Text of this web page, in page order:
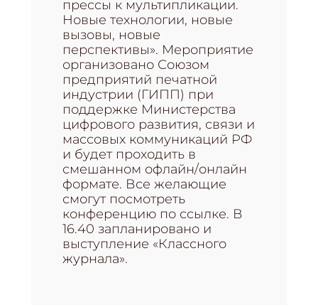
прессы к мультипликации.
Новые технологии, новые
вызовы, новые
перспективы». Мероприятие
организовано Союзом
предприятий печатной
индустрии (ГИПП) при
поддержке Министерства
цифрового развития, связи и
массовых коммуникаций РФ
и будет проходить в
смешанном офлайн/онлайн
формате. Все желающие
смогут посмотреть
конференцию по ссылке. В
16.40 запланировано и
выступление «Классного
журнала».